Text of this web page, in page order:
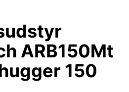
ARB150Mt
150